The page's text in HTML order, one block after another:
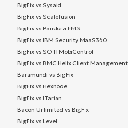
BigFix vs Sysaid
BigFix vs Scalefusion
BigFix vs Pandora FMS
BigFix vs IBM Security MaaS360
BigFix vs SOTI MobiControl
BigFix vs BMC Helix Client Management
Baramundi vs BigFix
BigFix vs Hexnode
BigFix vs ITarian
Bacon Unlimited vs BigFix
BigFix vs Level